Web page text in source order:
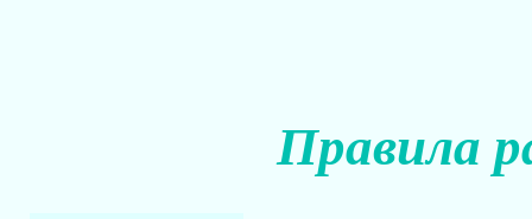
Правила